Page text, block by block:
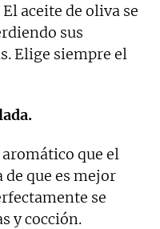
aceite de oliva se
sus
Elige siempre el
que el
que es mejor
se
y cocción.